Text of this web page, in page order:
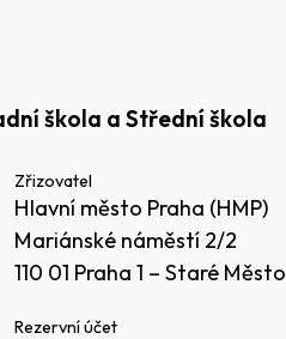
škola a Střední škola
Zřizovatel
Hlavní město Praha (HMP)
Mariánské náměstí 2/2
110 01 Praha 1 – Staré Město
Rezervní účet